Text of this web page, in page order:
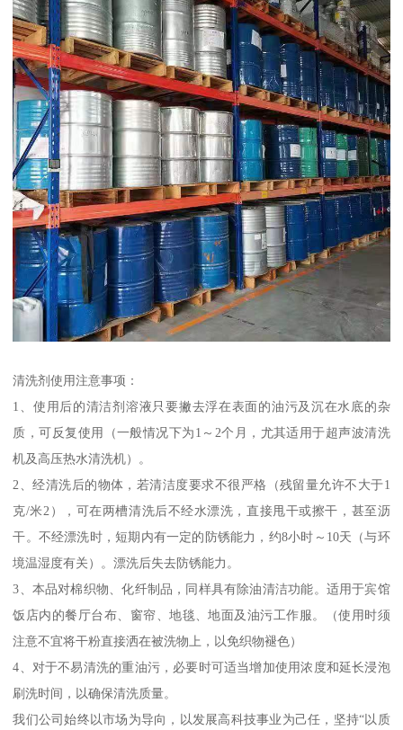
清洗剂使用注意事项：
1、使用后的清洁剂溶液只要撇去浮在表面的油污及沉在水底的杂
质，可反复使用（一般情况下为1～2个月，尤其适用于超声波清洗
机及高压热水清洗机）。
2、经清洗后的物体，若清洁度要求不很严格（残留量允许不大于1
克/米2），可在两槽清洗后不经水漂洗，直接甩干或擦干，甚至沥
干。不经漂洗时，短期内有一定的防锈能力，约8小时～10天（与环
境温湿度有关）。漂洗后失去防锈能力。
3、本品对棉织物、化纤制品，同样具有除油清洁功能。适用于宾馆
饭店内的餐厅台布、窗帘、地毯、地面及油污工作服。（使用时须
注意不宜将干粉直接洒在被洗物上，以免织物褪色）
4、对于不易清洗的重油污，必要时可适当增加使用浓度和延长浸泡
刷洗时间，以确保清洗质量。
我们公司始终以市场为导向，以发展高科技事业为己任，坚持“以质